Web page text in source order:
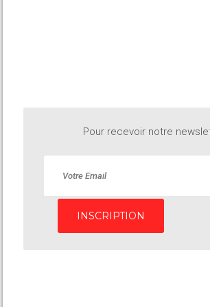
Pour recevoir notre
INSCRIPTION